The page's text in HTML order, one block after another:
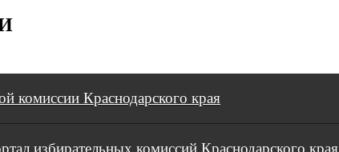
комиссии Краснодарского края
избирательных комиссий Краснодарского края